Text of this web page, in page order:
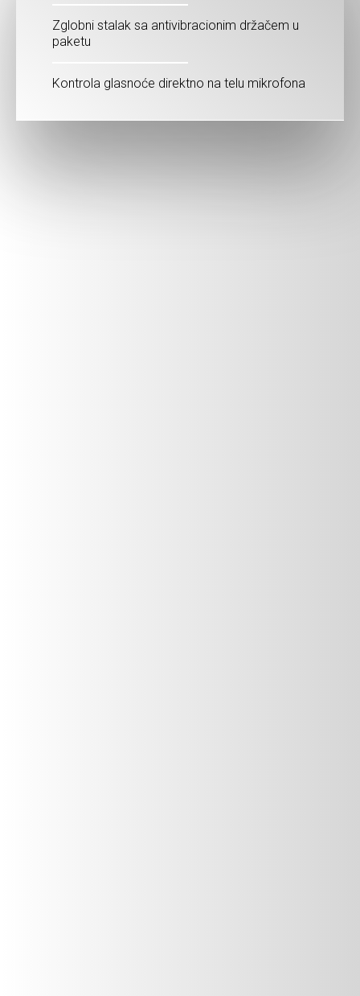
Zglobni stalak sa antivibracionim držačem u
paketu
Kontrola glasnoće direktno na telu mikrofona